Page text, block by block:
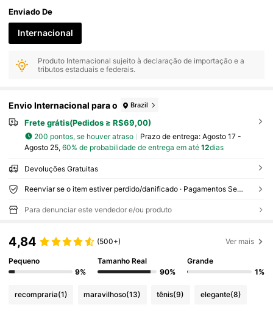
Enviado De
Internacional
Produto Internacional sujeito à declaração de importação e a
tributos estaduais e federais.
Envio Internacional para o Brazil
Frete grátis(Pedidos ≥ R$69,00)
200 pontos, se houver atraso Prazo de entrega: Agosto 17 -
Agosto 25, 60% de probabilidade de entrega em até 12dias
Devoluções Gratuitas
Reenviar se o item estiver perdido/danificado · Pagamentos Seguros · Proteção de privacidade
Para denunciar este vendedor e/ou produto
4,84 (500+) Ver mais
Pequeno
9%
Tamanho Real
90%
Grande
1%
recompraria(1) maravilhoso(13) tênis(9) elegante(8)